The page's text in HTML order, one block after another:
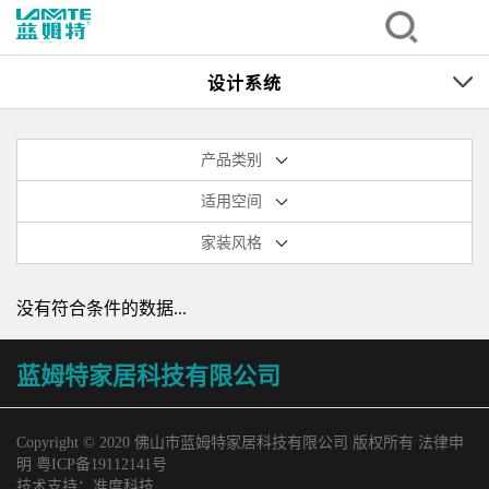
设计系统
产品类别
适用空间
家装风格
没有符合条件的数据...
蓝姆特家居科技有限公司
Copyright © 2020 佛山市蓝姆特家居科技有限公司 版权所有 法律申
明 粤ICP备19112141号